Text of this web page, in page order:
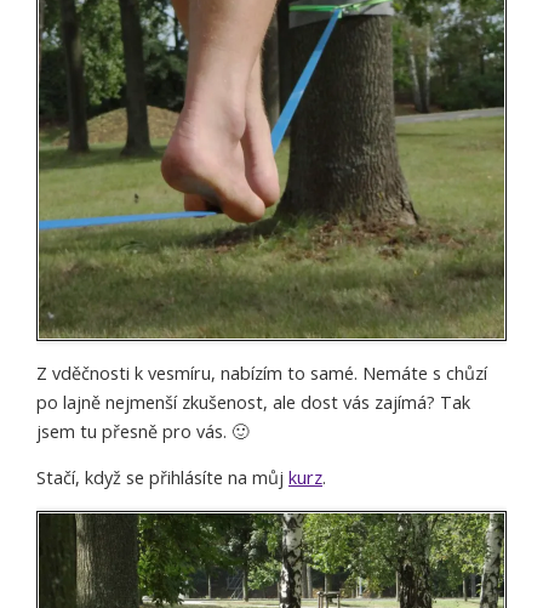
Z vděčnosti k vesmíru, nabízím to samé. Nemáte s chůzí
po lajně nejmenší zkušenost, ale dost vás zajímá? Tak
jsem tu přesně pro vás. 🙂
Stačí, když se přihlásíte na můj kurz.